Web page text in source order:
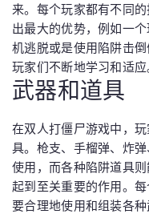
来。每个玩家都有不同
出最大的优势，例如一
机逃脱或是使用陷阱击
玩家们不断地学习和适应
武器和道具
在双人打僵尸游戏中，
具。枪支、手榴弹、炸
使用，而各种陷阱道具
起到至关重要的作用。
要合理地使用和组装各种